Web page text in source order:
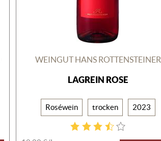
WEINGUT HANS ROTTENSTEINER
LAGREIN ROSE
Roséwein trocken 2023